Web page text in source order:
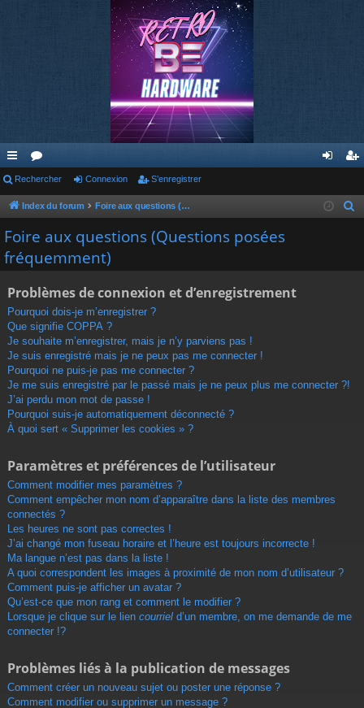
cc
ès
ra
pi
or
u
s
ne nr
Rechercher Connexion S’enregistrer
Index du forum Foire aux questions (Questions posées fréquemment)
Foire aux questions (Questions posées
fréquemment)
Problèmes de connexion et d’enregistrement
Pourquoi dois-je m’enregistrer ?
Que signifie COPPA ?
Je souhaite m’enregistrer, mais je n’y parviens pas !
Je suis enregistré mais je ne peux pas me connecter !
Pourquoi ne puis-je pas me connecter ?
Je me suis enregistré par le passé mais je ne peux plus me connecter ?!
J’ai perdu mon mot de passe !
Pourquoi suis-je automatiquement déconnecté ?
À quoi sert « Supprimer les cookies » ?
Paramètres et préférences de l’utilisateur
Comment modifier mes paramètres ?
Comment empêcher mon nom d’apparaître dans la liste des membres
connectés ?
Les heures ne sont pas correctes !
J’ai changé mon fuseau horaire et l’heure est toujours incorrecte !
Ma langue n’est pas dans la liste !
A quoi correspondent les images à proximité de mon nom d’utilisateur ?
Comment puis-je afficher un avatar ?
Qu’est-ce que mon rang et comment le modifier ?
Lorsque je clique sur le lien courriel d’un membre, on me demande de me
connecter !?
Problèmes liés à la publication de messages
Comment créer un nouveau sujet ou poster une réponse ?
Comment modifier ou supprimer un message ?